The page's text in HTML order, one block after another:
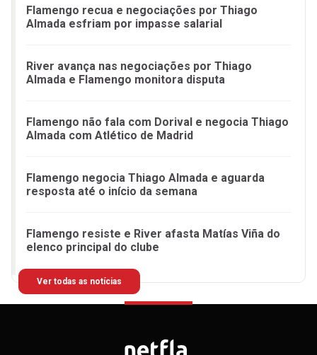
Flamengo recua e negociações por Thiago
Almada esfriam por impasse salarial
River avança nas negociações por Thiago
Almada e Flamengo monitora disputa
Flamengo não fala com Dorival e negocia Thiago
Almada com Atlético de Madrid
Flamengo negocia Thiago Almada e aguarda
resposta até o início da semana
Flamengo resiste e River afasta Matías Viña do
elenco principal do clube
Ver todas as notícias